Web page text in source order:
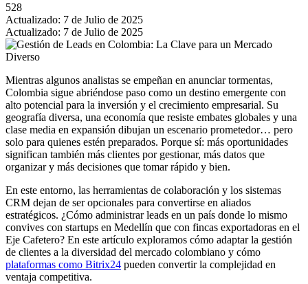
528
Actualizado: 7 de Julio de 2025
Actualizado: 7 de Julio de 2025
Mientras algunos analistas se empeñan en anunciar tormentas,
Colombia sigue abriéndose paso como un destino emergente con
alto potencial para la inversión y el crecimiento empresarial. Su
geografía diversa, una economía que resiste embates globales y una
clase media en expansión dibujan un escenario prometedor… pero
solo para quienes estén preparados. Porque sí: más oportunidades
significan también más clientes por gestionar, más datos que
organizar y más decisiones que tomar rápido y bien.
En este entorno, las herramientas de colaboración y los sistemas
CRM dejan de ser opcionales para convertirse en aliados
estratégicos. ¿Cómo administrar leads en un país donde lo mismo
convives con startups en Medellín que con fincas exportadoras en el
Eje Cafetero? En este artículo exploramos cómo adaptar la gestión
de clientes a la diversidad del mercado colombiano y cómo
plataformas como Bitrix24 pueden convertir la complejidad en
ventaja competitiva.